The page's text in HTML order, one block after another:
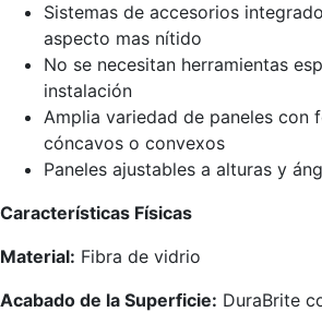
Sistemas de accesorios
aspecto mas nítido
No se necesitan herramientas
instalación
Amplia variedad de paneles con
cóncavos o convexos
Paneles ajustables a alturas y
Características Físicas
Material: Fibra de vidrio
Acabado de la Superficie: DuraBrite